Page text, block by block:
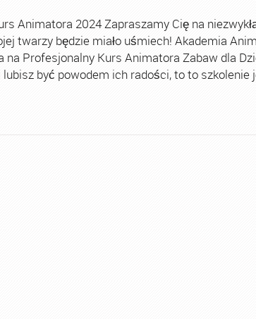
Animatora 2024 Zapraszamy Cię na
twarzy będzie miało uśmiech! Akademia
na Profesjonalny Kurs Animatora Zabaw dla
lubisz być powodem ich radości, to to szkolenie